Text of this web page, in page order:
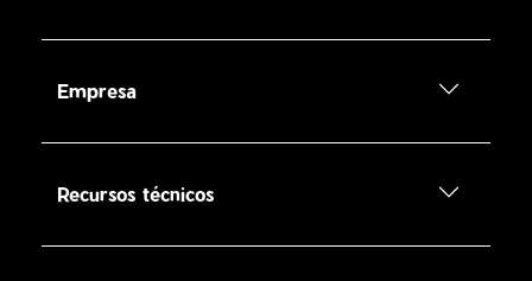
Empresa
Recursos técnicos